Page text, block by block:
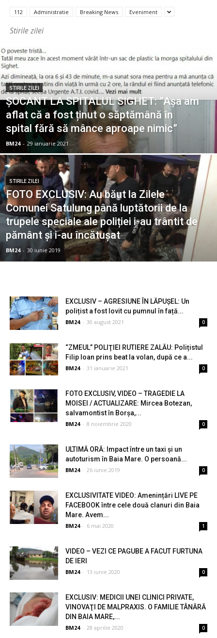
112 Administratie Breaking News Eveniment
Stirile zilei
STIRILE ZILEI
ȘOCANT LA SPITALUL SIGHET: ”Așa am
aflat că a fost ținut o săptămână în
spital fără să mânce aproape nimic”
BM24 - 29 ianuarie 2021
STIRILE ZILEI
FOTO EXCLUSIV: Au băut la Zilele
Comunei Satulung până luptătorii de la
trupele speciale ale poliției i-au trântit de
pământ și i-au încătușat
BM24 - 30 iunie 2019
EXCLUSIV – AGRESIUNE ÎN LĂPUȘEL: Un
polițist a fost lovit cu pumnul în față...
BM24 - 30 august 2021 0
“ZMEUL” POLIŢIEI RUTIERE ZALĂU: Polițistul
Filip Ioan prins beat la volan, după ce a...
BM24 - 31 ianuarie 2021 0
FOTO EXCLUSIV, VIDEO – TRAGEDIE LA
MOISEI / ACTUALIZARE: Mircea Botezan,
salvamontist în Borșa,...
BM24 - 8 noiembrie 2020 0
ULTIMĂ ORĂ: Impact între un taxi și un
autoturism în Baia Mare. O persoană...
BM24 - 26 iunie 2019 0
EXCLUSIVITATE VIDEO: Amenințări LIVE PE
FACEBOOK între cele două clanuri din Baia
Mare. Avem...
BM24 - 6 mai 2020 1
VIDEO – VEZI CE PAGUBE A FACUT FURTUNA
DE IERI
BM24 - 13 iunie 2020 0
EXCLUSIV: MEDICII UNEI CLINICI PRIVATE,
VINOVAŢI DE MALPRAXIS. O FAMILIE TÂNĂRĂ
DIN BAIA MARE,...
BM24 - 28 aprilie 2020 0